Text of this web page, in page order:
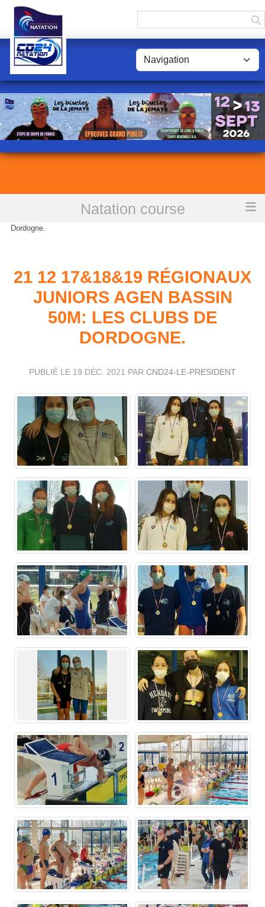
Natation course
21 12 17&18&19 Régionaux Juniors Agen Bassin 50m: Les clubs de
Dordogne.
21 12 17&18&19 RÉGIONAUX
JUNIORS AGEN BASSIN
50M: LES CLUBS DE
DORDOGNE.
PUBLIÉ LE 19 DÉC. 2021 PAR CND24-LE-PRESIDENT
Panneau de gestion des cookies